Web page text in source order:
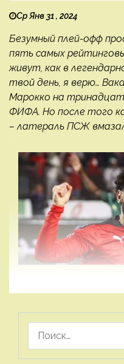
Ср Янв 31 , 2024
Безумный плей-офф
пять самых
живут, как в
твой день, я верю…
Марокко на
ФИФА. Но после того
– латераль ПСЖ